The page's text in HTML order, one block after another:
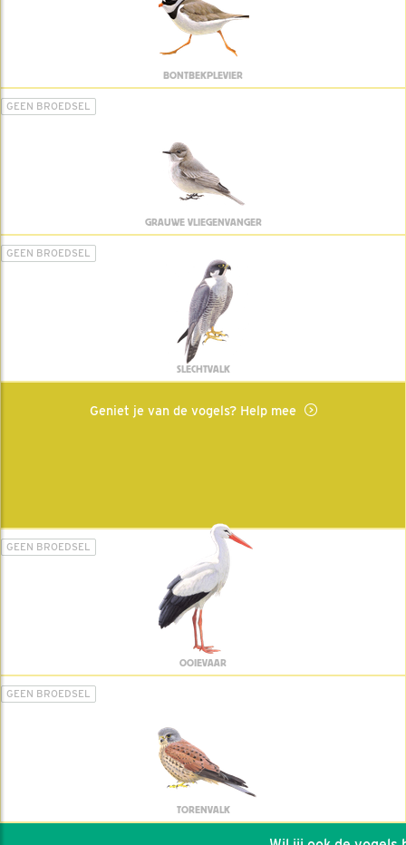
BONTBEKPLEVIER
GEEN BROEDSEL
GRAUWE VLIEGENVANGER
GEEN BROEDSEL
SLECHTVALK
Geniet je van de vogels? Help mee
GEEN BROEDSEL
OOIEVAAR
GEEN BROEDSEL
TORENVALK